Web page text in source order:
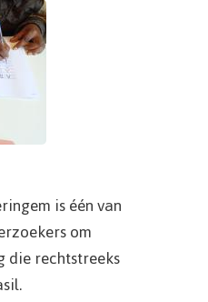
is één van
om
die rechtstreeks